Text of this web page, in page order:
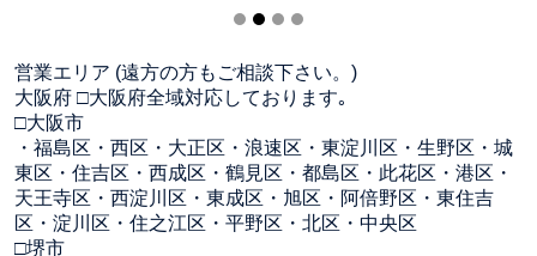
営業エリア (遠方の方もご相談下さい。)
大阪府 □大阪府全域対応しております｡
□大阪市
・福島区・西区・大正区・浪速区・東淀川区・生野区・城
東区・住吉区・西成区・鶴見区・都島区・此花区・港区・
天王寺区・西淀川区・東成区・旭区・阿倍野区・東住吉
区・淀川区・住之江区・平野区・北区・中央区
□堺市